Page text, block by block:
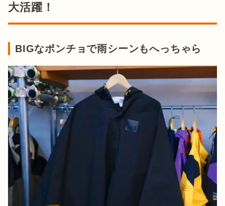
大活躍！
BIGなポンチョで雨シーンもへっちゃら